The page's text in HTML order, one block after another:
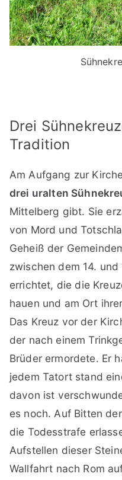
Drei
Tradition
Am Aufgang zur
drei uralten
Mittelberg gibt. Sie
von Mord und
Geheiß der
zwischen dem 14.
errichtet, die die
hauen und am Ort
Das Kreuz vor der
der nach einem
Brüder ermordete. Er
jedem Tatort stand
davon ist
es noch. Auf Bitten
die Todesstrafe
Aufstellen dieser
Wallfahrt nach Rom